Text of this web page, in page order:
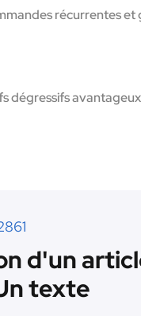
récurrentes et
dégressifs avantageux
d'un
texte